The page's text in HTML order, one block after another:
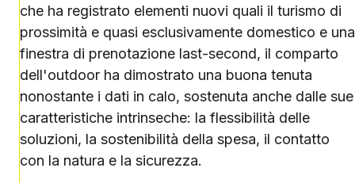
che ha registrato elementi nuovi quali il turismo di
prossimità e quasi esclusivamente domestico e una
finestra di prenotazione last-second, il comparto
dell'outdoor ha dimostrato una buona tenuta
nonostante i dati in calo, sostenuta anche dalle sue
caratteristiche intrinseche: la flessibilità delle
soluzioni, la sostenibilità della spesa, il contatto
con la natura e la sicurezza.